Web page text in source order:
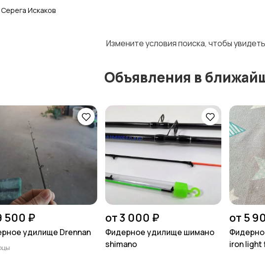
Серега Искаков
Измените условия поиска, чтобы
Объявления в
500 ₽
удилище Drennan
от 3 000 ₽
Фидерное удилище шимано
shimano
от 5
iron light